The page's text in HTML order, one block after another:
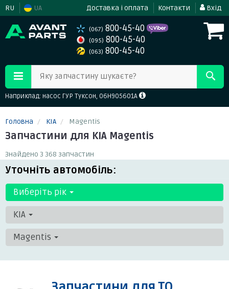
RU UA Доставка і оплата Контакти Вхід
(067) 800-45-40
(095) 800-45-40
(063) 800-45-40
Яку запчастину шукаєте?
Наприклад: насос ГУР Туксон, 06H905601A
Головна KIA Magentis
Запчастини для KIA Magentis
Знайдено 3 368 запчастин
Уточніть автомобіль:
Виберіть рік
KIA
Magentis